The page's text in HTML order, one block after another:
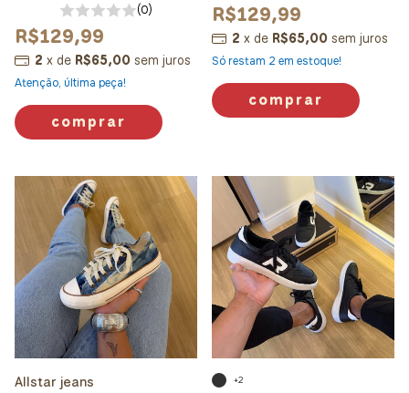
(0)
R$129,99
2 x de R$65,00 sem juros
Atenção, última peça!
comprar
R$129,99
2 x de R$65,00 sem juros
Só restam 2 em estoque!
comprar
Allstar jeans +2